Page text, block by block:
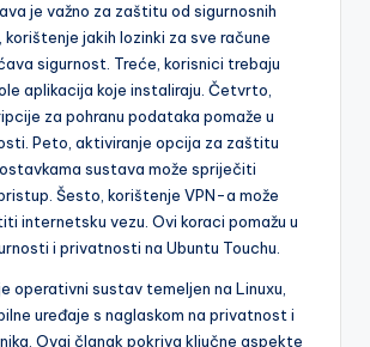
je važno za zaštitu od sigurnosnih
korištenje jakih lozinki za sve račune
sigurnost. Treće, korisnici trebaju
aplikacija koje instaliraju. Četvrto,
za pohranu podataka pomaže u
Peto, aktiviranje opcija za zaštitu
sustava može spriječiti
Šesto, korištenje VPN-a može
internetsku vezu. Ovi koraci pomažu u
i privatnosti na Ubuntu Touchu.
operativni sustav temeljen na Linuxu,
uređaje s naglaskom na privatnost i
Ovaj članak pokriva ključne aspekte